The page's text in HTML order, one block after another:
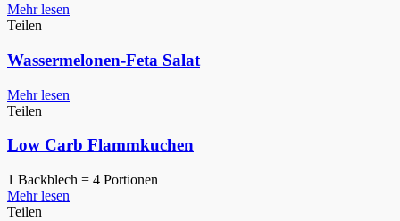
Mehr lesen
Teilen
Wassermelonen-Feta Salat
Mehr lesen
Teilen
Low Carb Flammkuchen
1 Backblech = 4 Portionen
Mehr lesen
Teilen